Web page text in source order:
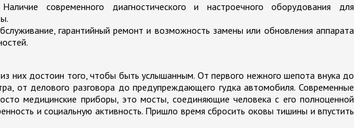
современного диагностического и настроечного оборудования для
гарантийный ремонт и возможность замены или обновления аппарата
них достоин того, чтобы быть услышанным. От первого нежного шепота внука до
от делового разговора до предупреждающего гудка автомобиля. Современные
медицинские приборы, это мосты, соединяющие человека с его полноценной
и социальную активность. Пришло время сбросить оковы тишины и впустить